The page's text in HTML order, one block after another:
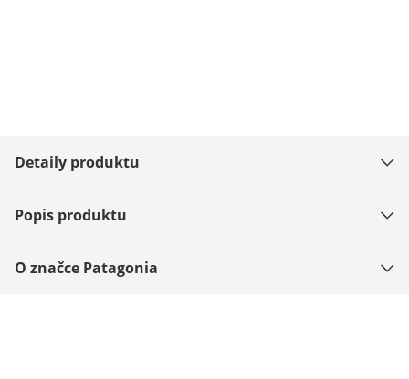
Detaily produktu
Popis produktu
O značce Patagonia